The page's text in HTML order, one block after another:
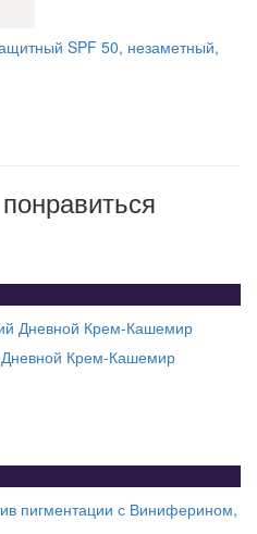
SPF 50, незаметный,
Крем-Кашемир